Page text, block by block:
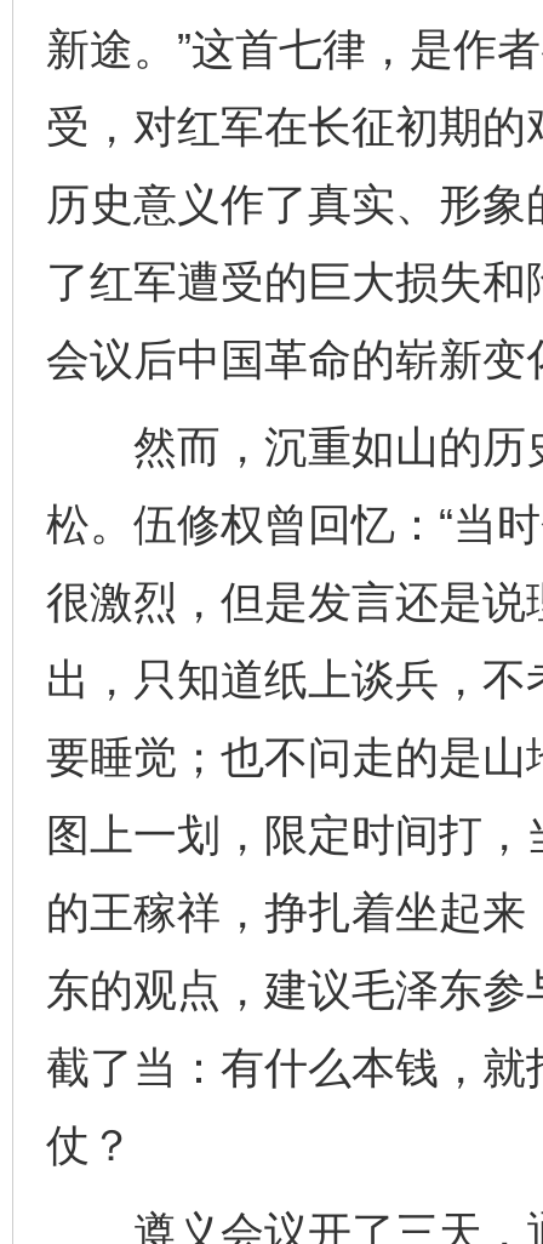
新途。”这首七律，是作
受，对红军在长征初期
历史意义作了真实、形
了红军遭受的巨大损失
会议后中国革命的崭新变
然而，沉重如山的历
松。伍修权曾回忆：“当
很激烈，但是发言还是说
出，只知道纸上谈兵，
要睡觉；也不问走的是
图上一划，限定时间打
的王稼祥，挣扎着坐起
东的观点，建议毛泽东
截了当：有什么本钱，
仗？
遵义会议开了三天，